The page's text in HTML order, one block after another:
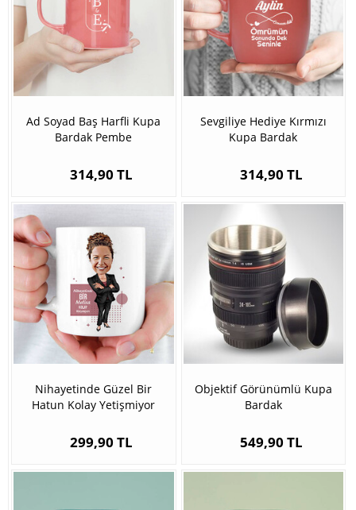
Ad Soyad Baş Harfli Kupa
Bardak Pembe
314,90 TL
Sevgiliye Hediye Kırmızı
Kupa Bardak
314,90 TL
Nihayetinde Güzel Bir
Hatun Kolay Yetişmiyor
299,90 TL
Objektif Görünümlü Kupa
Bardak
549,90 TL